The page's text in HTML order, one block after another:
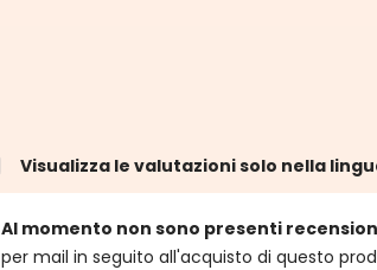
Visualizza le valutazioni solo nella
Al momento non sono presenti
per mail in seguito all'acquisto di questo